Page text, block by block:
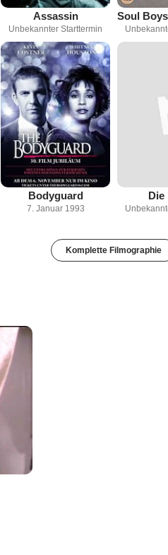
Assassin
Unbekannter Starttermin
Bodyguard
7. Januar 1993
Die
Komplette Filmographie